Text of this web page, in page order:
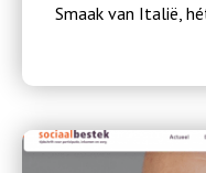
Smaak van Italië,